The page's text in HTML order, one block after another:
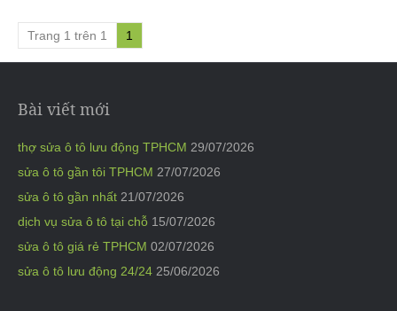
Trang 1 trên 1 1
Bài viết mới
thợ sửa ô tô lưu động TPHCM 29/07/2026
sửa ô tô gần tôi TPHCM 27/07/2026
sửa ô tô gần nhất 21/07/2026
dịch vụ sửa ô tô tại chỗ 15/07/2026
sửa ô tô giá rẻ TPHCM 02/07/2026
sửa ô tô lưu động 24/24 25/06/2026